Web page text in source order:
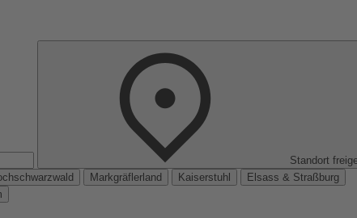
Standort
Markgräflerland Kaiserstuhl
Elsass & Straßburg